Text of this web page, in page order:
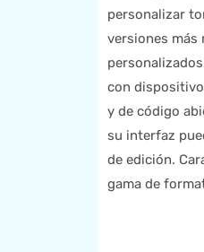
personalizar
versiones más
con
y de código
su interfaz
de edición.
gama de